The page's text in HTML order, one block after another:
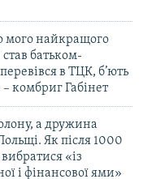
мого найкращого
батьком-
в ТЦК, б’ють
– комбриг Габінет
а дружина
Як після 1000
«із
і фінансової ями»